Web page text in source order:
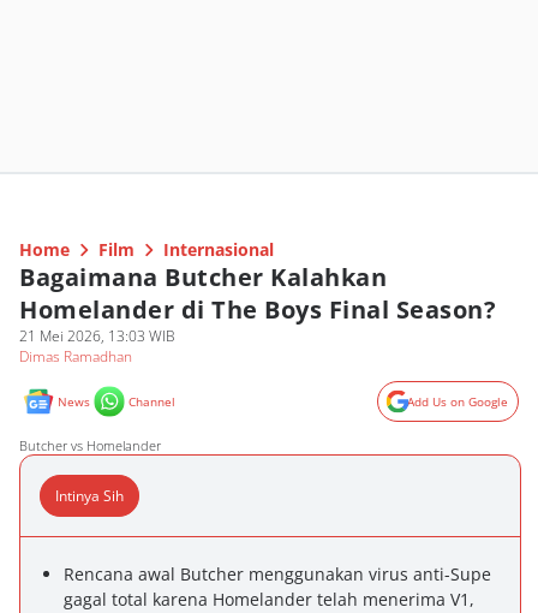
Home Film Internasional
Bagaimana Butcher Kalahkan
Homelander di The Boys Final Season?
21 Mei 2026, 13:03 WIB
Dimas Ramadhan
News Channel Add Us on Google
Butcher vs Homelander
Intinya Sih
Rencana awal Butcher menggunakan virus anti-Supe
gagal total karena Homelander telah menerima V1,